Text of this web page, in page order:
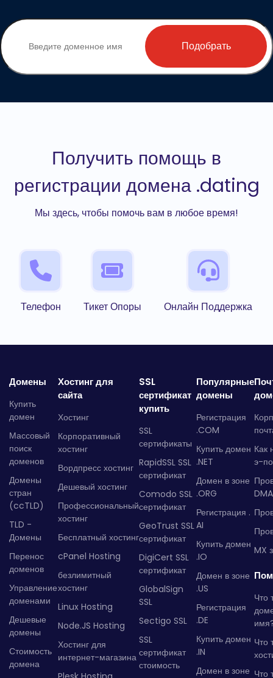
Подобрать
Получить помощь в
регистрации домена .dating
Мы здесь, чтобы помочь вам в любое время!
Телефон Тикет Опоры Онлайн Поддержка
Домены
Купить
домен
Массовый
поиск
доменов
Домены
стран
(ccTLD)
TLD -
Домены
Перенос
доменов
Управление
доменами
Дешевые
домены
Стоимость
домена
Хостинг для
сайта
Хостинг
Корпоративный
хостинг
Вордпресс хостинг
Дешевый хостинг
Профессиональный
хостинг
Бесплатный хостинг
cPanel Hosting
безлимитный
хостинг
Linux Hosting
Node.JS Hosting
Хостинг для
интернет-магазина
SSL
сертификат
купить
SSL
сертификаты
RapidSSL SSL
сертификат
Comodo SSL
сертификат
GeoTrust SSL
сертификат
DigiCert SSL
сертификат
GlobalSign
SSL
Sectigo SSL
SSL
сертификат
стоимость
Популярные
домены
Регистрация
.COM
Купить домен
.NET
Домен в зоне
.ORG
Регистрация .
AI
Купить домен
.IO
Домен в зоне
.US
Регистрация
.DE
Купить домен
.IN
Домен в зоне
Как
э-
MX
Что
Что
Что